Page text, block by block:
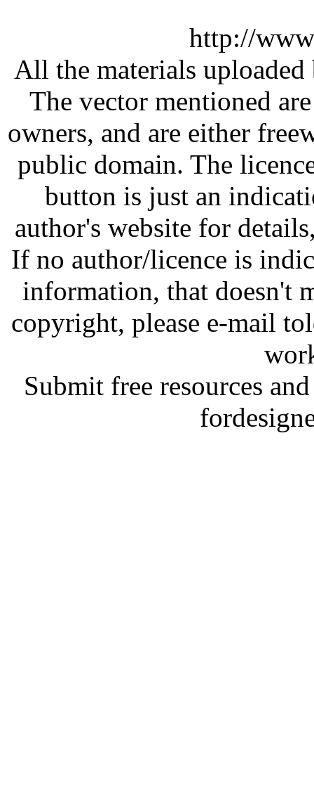
http://
All the materials
The vector mentioned
owners, and are either
public domain. The
button is just an
author's website for
If no author/licence is
information, that doesn't
copyright, please e-mail
Submit free resources